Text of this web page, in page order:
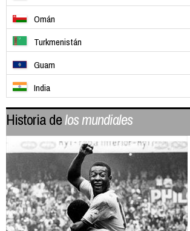
Omán
Turkmenistán
Guam
India
Historia delos mundiales